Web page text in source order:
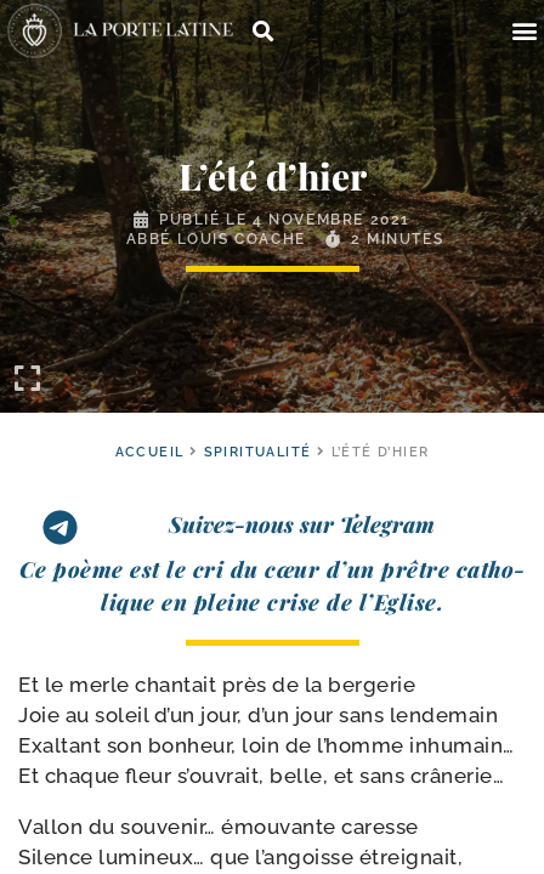
L’été d’hier
PUBLIÉ LE4 NOVEMBRE 2021
ABBÉ LOUIS COACHE
2 MINUTES
ACCUEIL SPIRITUALITÉ L’ÉTÉ D’HIER
Suivez-nous sur Telegram
Ce poème est le cri du cœur d’un prêtre catho­
lique en pleine crise de l’Eglise.
Et le merle chan­tait près de la ber­ge­rie
Joie au soleil d’un jour, d’un jour sans len­de­main
Exaltant son bon­heur, loin de l’homme inhu­main…
Et chaque fleur s’ou­vrait, belle, et sans crânerie…
Vallon du sou­ve­nir… émou­vante caresse
Silence lumi­neux… que l’an­goisse étrei­gnait,